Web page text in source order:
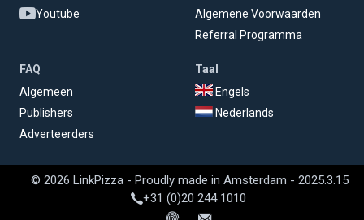
Youtube
Algemene Voorwaarden
Referral Programma
FAQ
Algemeen
Publishers
Adverteerders
Taal
Engels
Nederlands
© 2026 LinkPizza - Proudly made in Amsterdam - 2025.3.15
+31 (0)20 244 1010